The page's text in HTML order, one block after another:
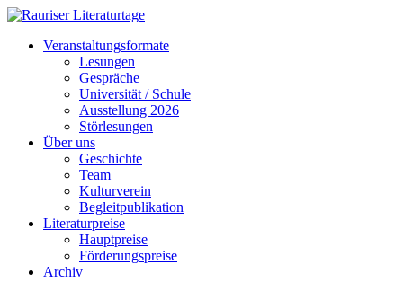
Veranstaltungsformate
Lesungen
Gespräche
Universität / Schule
Ausstellung 2026
Störlesungen
Über uns
Geschichte
Team
Kulturverein
Begleitpublikation
Literaturpreise
Hauptpreise
Förderungspreise
Archiv